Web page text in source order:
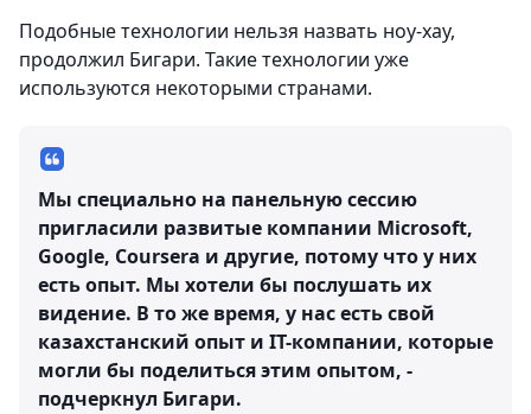
Подобные технологии нельзя назвать ноу-хау,
продолжил Бигари. Такие технологии уже
используются некоторыми странами.
Мы специально на панельную сессию
пригласили развитые компании Microsoft,
Google, Coursera и другие, потому что у них
есть опыт. Мы хотели бы послушать их
видение. В то же время, у нас есть свой
казахстанский опыт и IT-компании, которые
могли бы поделиться этим опытом, -
подчеркнул Бигари.